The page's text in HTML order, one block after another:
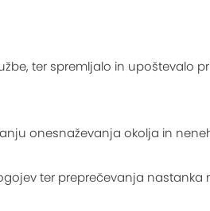
ter spremljalo in upoštevalo
onesnaževanja okolja in
ter preprečevanja nastanka